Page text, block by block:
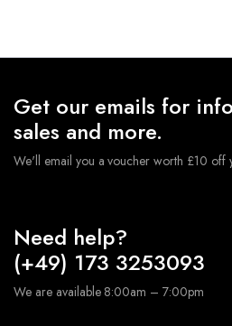
Get our emails for
sales and more.
We'll email you a voucher worth £10 off
Need help?
(+49) 173 3253093
We are available 8:00am – 7:00pm